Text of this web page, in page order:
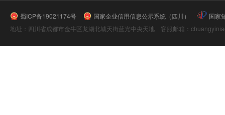
蜀ICP备19021174号 国家企业信用信息公示系统（四川）
国家
地址：四川省成都市金牛区龙湖北城天街蓝光中央天地 客服邮箱：